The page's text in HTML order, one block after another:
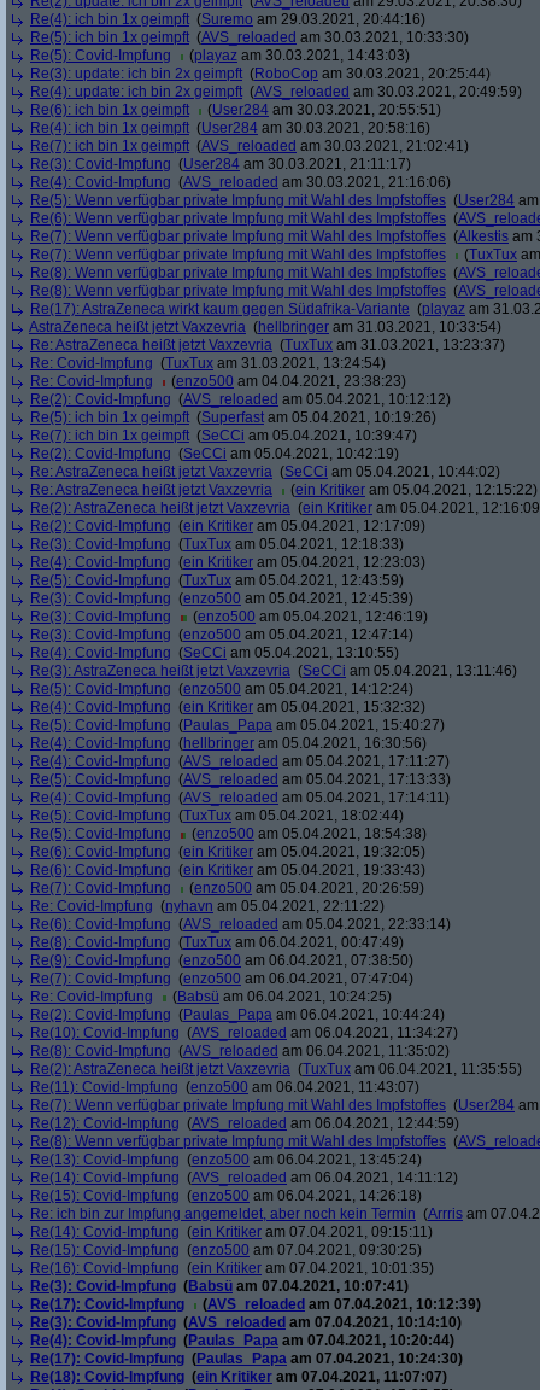
Re(4): ich bin 1x geimpft (Suremo am 29.03.2021, 20:44:16)
Re(5): ich bin 1x geimpft (AVS_reloaded am 30.03.2021, 10:33:30)
Re(5): Covid-Impfung
(playaz am 30.03.2021, 14:43:03)
Re(3): update: ich bin 2x geimpft (RoboCop am 30.03.2021, 20:25:44)
Re(4): update: ich bin 2x geimpft (AVS_reloaded am 30.03.2021, 20:49:59)
Re(6): ich bin 1x geimpft
(User284 am 30.03.2021, 20:55:51)
Re(4): ich bin 1x geimpft (User284 am 30.03.2021, 20:58:16)
Re(7): ich bin 1x geimpft (AVS_reloaded am 30.03.2021, 21:02:41)
Re(3): Covid-Impfung (User284 am 30.03.2021, 21:11:17)
Re(4): Covid-Impfung (AVS_reloaded am 30.03.2021, 21:16:06)
Re(5): Wenn verfügbar private Impfung mit Wahl des Impfstoffes (User284
Re(6): Wenn verfügbar private Impfung mit Wahl des Impfstoffes (
Re(7): Wenn verfügbar private Impfung mit Wahl des Impfstoffes (Alkestis am
Re(7): Wenn verfügbar private Impfung mit Wahl des Impfstoffes
(TuxTux
Re(8): Wenn verfügbar private Impfung mit Wahl des Impfstoffes (
Re(8): Wenn verfügbar private Impfung mit Wahl des Impfstoffes (
Re(17): AstraZeneca wirkt kaum gegen Südafrika-Variante (playaz am
AstraZeneca heißt jetzt Vaxzevria (hellbringer am 31.03.2021, 10:33:54)
Re: AstraZeneca heißt jetzt Vaxzevria (TuxTux am 31.03.2021, 13:23:37)
Re: Covid-Impfung (TuxTux am 31.03.2021, 13:24:54)
Re: Covid-Impfung
(enzo500 am 04.04.2021, 23:38:23)
Re(2): Covid-Impfung (AVS_reloaded am 05.04.2021, 10:12:12)
Re(5): ich bin 1x geimpft (Superfast am 05.04.2021, 10:19:26)
Re(7): ich bin 1x geimpft (SeCCi am 05.04.2021, 10:39:47)
Re(2): Covid-Impfung (SeCCi am 05.04.2021, 10:42:19)
Re: AstraZeneca heißt jetzt Vaxzevria (SeCCi am 05.04.2021, 10:44:02)
Re: AstraZeneca heißt jetzt Vaxzevria
(ein Kritiker am 05.04.2021, 12:15:22)
Re(2): AstraZeneca heißt jetzt Vaxzevria (ein Kritiker am 05.04.2021,
Re(2): Covid-Impfung (ein Kritiker am 05.04.2021, 12:17:09)
Re(3): Covid-Impfung (TuxTux am 05.04.2021, 12:18:33)
Re(4): Covid-Impfung (ein Kritiker am 05.04.2021, 12:23:03)
Re(5): Covid-Impfung (TuxTux am 05.04.2021, 12:43:59)
Re(3): Covid-Impfung (enzo500 am 05.04.2021, 12:45:39)
Re(3): Covid-Impfung
(enzo500 am 05.04.2021, 12:46:19)
Re(3): Covid-Impfung (enzo500 am 05.04.2021, 12:47:14)
Re(4): Covid-Impfung (SeCCi am 05.04.2021, 13:10:55)
Re(3): AstraZeneca heißt jetzt Vaxzevria (SeCCi am 05.04.2021, 13:11:46)
Re(5): Covid-Impfung (enzo500 am 05.04.2021, 14:12:24)
Re(4): Covid-Impfung (ein Kritiker am 05.04.2021, 15:32:32)
Re(5): Covid-Impfung (Paulas_Papa am 05.04.2021, 15:40:27)
Re(4): Covid-Impfung (hellbringer am 05.04.2021, 16:30:56)
Re(4): Covid-Impfung (AVS_reloaded am 05.04.2021, 17:11:27)
Re(5): Covid-Impfung (AVS_reloaded am 05.04.2021, 17:13:33)
Re(4): Covid-Impfung (AVS_reloaded am 05.04.2021, 17:14:11)
Re(5): Covid-Impfung (TuxTux am 05.04.2021, 18:02:44)
Re(5): Covid-Impfung
(enzo500 am 05.04.2021, 18:54:38)
Re(6): Covid-Impfung (ein Kritiker am 05.04.2021, 19:32:05)
Re(6): Covid-Impfung (ein Kritiker am 05.04.2021, 19:33:43)
Re(7): Covid-Impfung
(enzo500 am 05.04.2021, 20:26:59)
Re: Covid-Impfung (nyhavn am 05.04.2021, 22:11:22)
Re(6): Covid-Impfung (AVS_reloaded am 05.04.2021, 22:33:14)
Re(8): Covid-Impfung (TuxTux am 06.04.2021, 00:47:49)
Re(9): Covid-Impfung (enzo500 am 06.04.2021, 07:38:50)
Re(7): Covid-Impfung (enzo500 am 06.04.2021, 07:47:04)
Re: Covid-Impfung
(Babsü am 06.04.2021, 10:24:25)
Re(2): Covid-Impfung (Paulas_Papa am 06.04.2021, 10:44:24)
Re(10): Covid-Impfung (AVS_reloaded am 06.04.2021, 11:34:27)
Re(8): Covid-Impfung (AVS_reloaded am 06.04.2021, 11:35:02)
Re(2): AstraZeneca heißt jetzt Vaxzevria (TuxTux am 06.04.2021, 11:35:55)
Re(11): Covid-Impfung (enzo500 am 06.04.2021, 11:43:07)
Re(7): Wenn verfügbar private Impfung mit Wahl des Impfstoffes (User284
Re(12): Covid-Impfung (AVS_reloaded am 06.04.2021, 12:44:59)
Re(8): Wenn verfügbar private Impfung mit Wahl des Impfstoffes (
Re(13): Covid-Impfung (enzo500 am 06.04.2021, 13:45:24)
Re(14): Covid-Impfung (AVS_reloaded am 06.04.2021, 14:11:12)
Re(15): Covid-Impfung (enzo500 am 06.04.2021, 14:26:18)
Re: ich bin zur Impfung angemeldet, aber noch kein Termin (Arrris am
Re(14): Covid-Impfung (ein Kritiker am 07.04.2021, 09:15:11)
Re(15): Covid-Impfung (enzo500 am 07.04.2021, 09:30:25)
Re(16): Covid-Impfung (ein Kritiker am 07.04.2021, 10:01:35)
Re(3): Covid-Impfung (Babsü am 07.04.2021, 10:07:41)
Re(17): Covid-Impfung
(AVS_reloaded am 07.04.2021, 10:12:39)
Re(3): Covid-Impfung (AVS_reloaded am 07.04.2021, 10:14:10)
Re(4): Covid-Impfung (Paulas_Papa am 07.04.2021, 10:20:44)
Re(17): Covid-Impfung (Paulas_Papa am 07.04.2021, 10:24:30)
Re(18): Covid-Impfung (ein Kritiker am 07.04.2021, 11:07:07)